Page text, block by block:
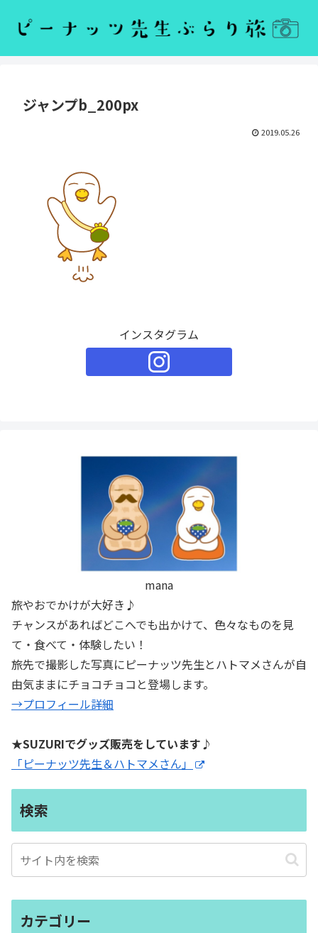
ジャンプb_200px
2019.05.26
インスタグラム
mana
旅やおでかけが大好き♪
チャンスがあればどこへでも出かけて、色々なものを見
て・食べて・体験したい！
旅先で撮影した写真にピーナッツ先生とハトマメさんが自
由気ままにチョコチョコと登場します。
→プロフィール詳細
★SUZURIでグッズ販売をしています♪
「ピーナッツ先生＆ハトマメさん」
検索
カテゴリー